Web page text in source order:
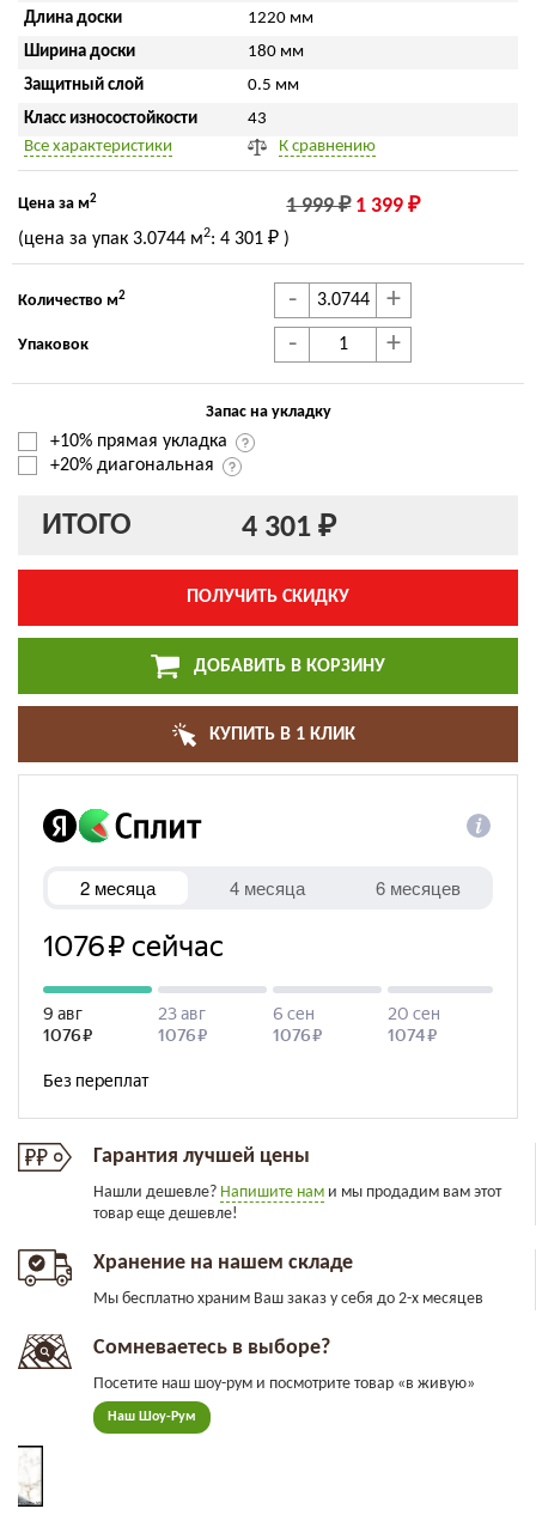
Длина доски
1220 мм
Ширина доски
180 мм
Защитный слой
0.5 мм
Класс износостойкости
43
Все характеристики
К сравнению
Цена за м2 1 999 ₽ 1 399 ₽
(цена за упак 3.0744 м2: 4 301 ₽ )
Количество м2 - +
Упаковок - +
Запас на укладку
+10% прямая укладка
+20% диагональная
ИТОГО 4 301 ₽
ПОЛУЧИТЬ СКИДКУ
ДОБАВИТЬ В КОРЗИНУ
КУПИТЬ В 1 КЛИК
Гарантия лучшей цены
Нашли дешевле? Напишите нам и мы продадим вам этот
товар еще дешевле!
Хранение на нашем складе
Мы бесплатно храним Ваш заказ у себя до 2-х месяцев
Сомневаетесь в выборе?
Посетите наш шоу-рум и посмотрите товар «в живую»
Наш Шоу-Рум